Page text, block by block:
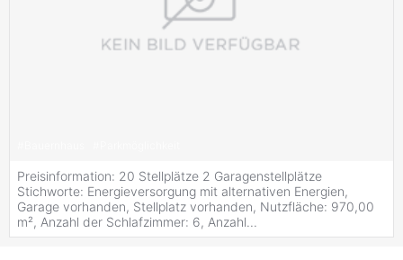
Preisinformation: 20 Stellplätze 2 Garagenstellplätze
Stichworte: Energieversorgung mit alternativen Energien,
Garage vorhanden, Stellplatz vorhanden, Nutzfläche: 970,00
m², Anzahl der Schlafzimmer: 6, Anzahl...